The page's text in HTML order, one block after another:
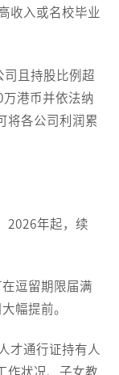
收入或名校毕业
司且持股比例超
港币并依法纳
将各公司利润累
2026年起，续
逗留期限届满
幅提前。
才通行证持有人
作状况、子女教